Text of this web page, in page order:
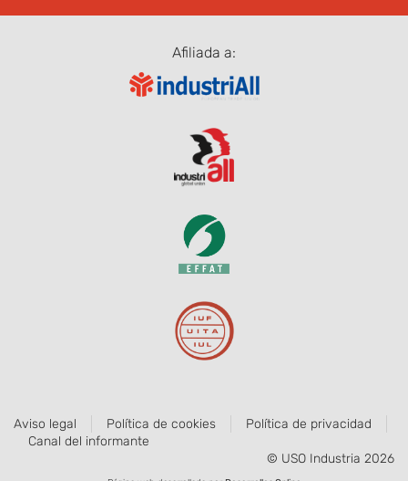
Afiliada a:
Aviso legal Política de cookies
Política de privacidad
Canal del informante
© USO Industria 2026